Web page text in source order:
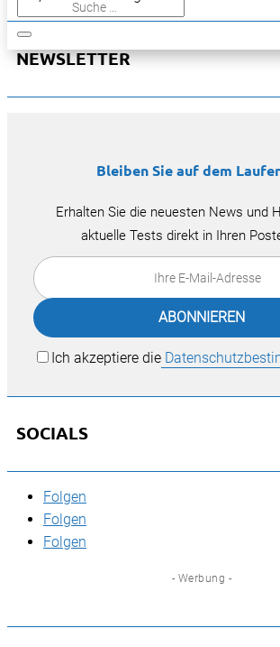
NEWSLETTER
Bleiben Sie auf dem
Erhalten Sie die neuesten News und
aktuelle Tests direkt in Ihren
Ich akzeptiere die
SOCIALS
Folgen
Folgen
Folgen
- Werbung -